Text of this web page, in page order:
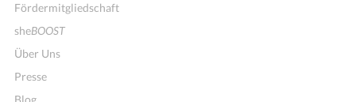
Fördermitgliedschaft
sheBOOST
Über Uns
Presse
Blog